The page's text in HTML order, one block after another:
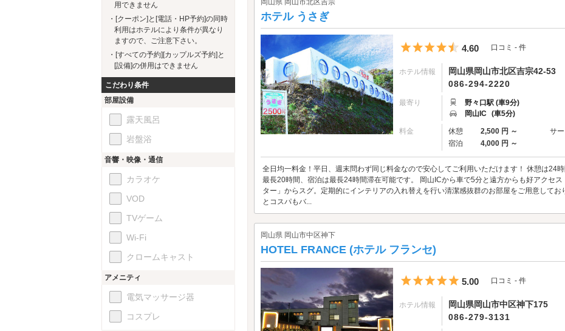
岡山県 岡山市北区吉宗
ホテル うさぎ
5つ星のうち4.5
4.60 口コミ - 件
ホテル情報
岡山県岡山市北区吉宗42-53
086-294-2220
最寄り
野々口駅 (車9分)
岡山IC (車5分)
料金 休憩 2,500 円 ～ サ
宿泊
4,000 円 ～
全日均一料金！平日、週末問わず同じ料金なので安心してご利用いただけます！ 休憩は24
最長20時間、宿泊は最長24時間滞在可能です。 岡山ICから車で5分と遠方からも好アクセ
ター」からスグ。定期的にインテリアの入れ替えを行い清潔感抜群のお部屋をご用意して
とコスパもバ...
岡山県 岡山市中区神下
HOTEL FRANCE (ホテル フランセ)
5つ星のうち5
5.00 口コミ - 件
ホテル情報
岡山県岡山市中区神下175
086-279-3131
用できません
・[クーポン]と[電話・HP予約]の同時
利用はホテルにより条件が異なり
ますので、ご注意下さい。
・[すべての予約][カップルズ予約]と
[設備]の併用はできません
こだわり条件
部屋設備
露天風呂
岩盤浴
音響・映像・通信
カラオケ
VOD
TVゲーム
Wi-Fi
クロームキャスト
アメニティ
電気マッサージ器
コスプレ